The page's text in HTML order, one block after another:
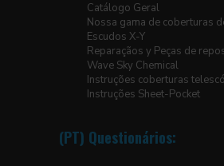
Catálogo Geral
Nossa gama de coberturas
Escudos X-Y
Reparaçãos y Peças de
Wave Sky Chemical
Instruções coberturas
Instruções Sheet-Pocket
(PT) Questionários: